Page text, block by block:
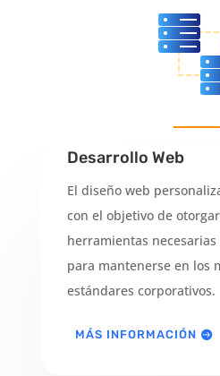
Desarrollo Web
El diseño web
con el objetivo de
herramientas
para mantenerse en los
estándares corporativos.
MÁS INFORMACIÓN